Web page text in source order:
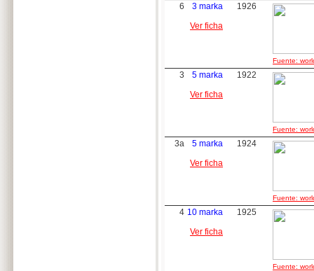
6
3 marka
Ver ficha
1926
Fuente:
3
5 marka
Ver ficha
1922
Fuente:
3a
5 marka
Ver ficha
1924
Fuente:
4 10 marka
Ver ficha
1925
Fuente: